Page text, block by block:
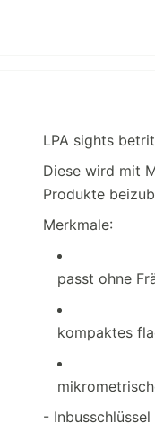
LPA sights
Diese wird mit
Produkte
Merkmale:
passt ohne
kompaktes
-